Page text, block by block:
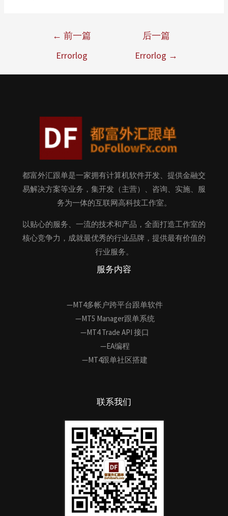
← 前一篇
Errorlog
后一篇
Errorlog →
都富外汇跟单是一家拥有计算机软件开发、提供金融交
易解决方案等业务，集开发（主营）、咨询、实施、服
务为一体的互联网高科技工作室。
以贴心的服务、一流的技术和产品，全面打造工作室的
核心竞争力，成就最优秀的行业品牌，提供最有价值的
行业服务。
服务内容
—MT4多帐户跨平台跟单软件
—MT5 Manager跟单系统
—MT4 Trade API 接口
—EA编程
—MT4跟单社区搭建
联系我们